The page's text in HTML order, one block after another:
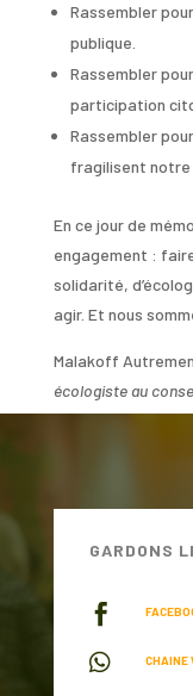
Rassembler
publique.
Rassembler
participation
Rassembler
fragilisent notre
En ce jour de
engagement :
solidarité,
agir. Et nous
Malakoff
écologiste au
GARDONS

 CHAINE